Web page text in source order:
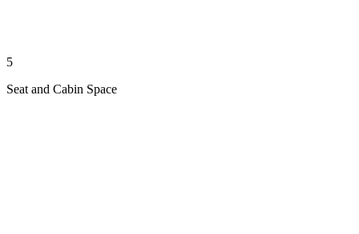
5
Seat and Cabin Space